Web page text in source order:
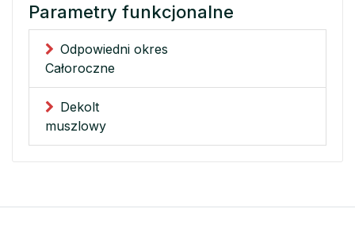
Parametry funkcjonalne
Odpowiedni okres
Całoroczne
Dekolt
muszlowy